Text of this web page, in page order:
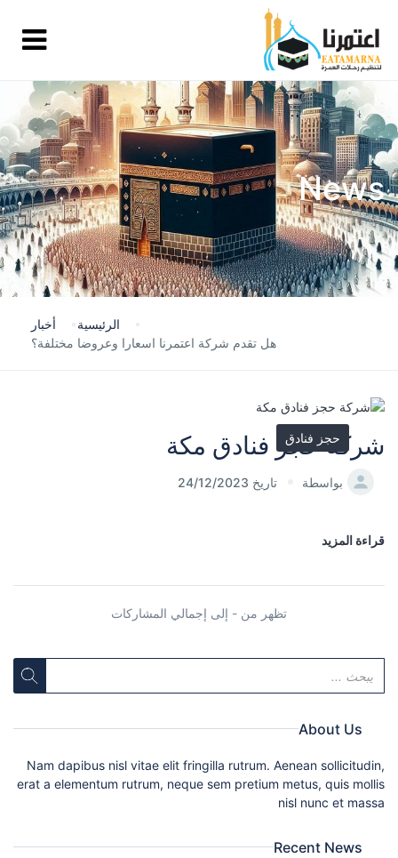
News
الرئيسية
أخبار
هل تقدم شركة اعتمرنا اسعارا وعروضا مختلفة؟
حجز فنادق
شركة حجز فنادق مكة
بواسطة تاريخ 24/12/2023
قراءة المزيد
تظهر من - إلى إجمالي المشاركات
About Us
Nam dapibus nisl vitae elit fringilla rutrum. Aenean sollicitudin,
erat a elementum rutrum, neque sem pretium metus, quis mollis
nisl nunc et massa
Recent News